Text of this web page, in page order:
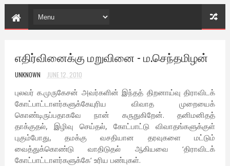
எதிர்வினைக்கு மறுவினை - ம.செந்தமிழன்
UNKNOWN JUNE 12, 2010
புலவர் க.முருகேசன் அவர்களின் இந்தத் திறனாய்வு திராவிடக்
கோட்பாட்டாளர்களுக்கேயுரிய விவாத முறையைக்
கொண்டிருப்பதாகவே நான் கருதுகிறேன். தனிமனிதத்
தாக்குதல், இழிவு செய்தல், கோட்பாட்டு விவாதங்களுக்குள்
புகும்போது, தமக்கு வசதியான தரவுகளை மட்டும்
வைத்துக்கொண்டு வாதிடுதல் ஆகியவை ‘திராவிடக்
கோட்பாட்டாளர்களுக்கே’ உரிய பண்புகள்.